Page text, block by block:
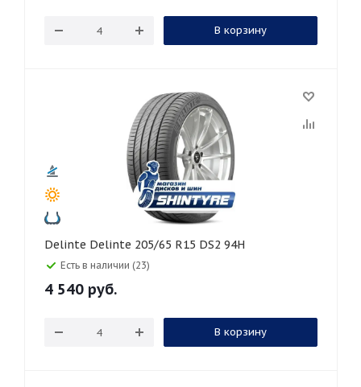
В корзину
Delinte Delinte 205/65 R15 DS2 94H
Есть в наличии (23)
4 540 руб.
В корзину